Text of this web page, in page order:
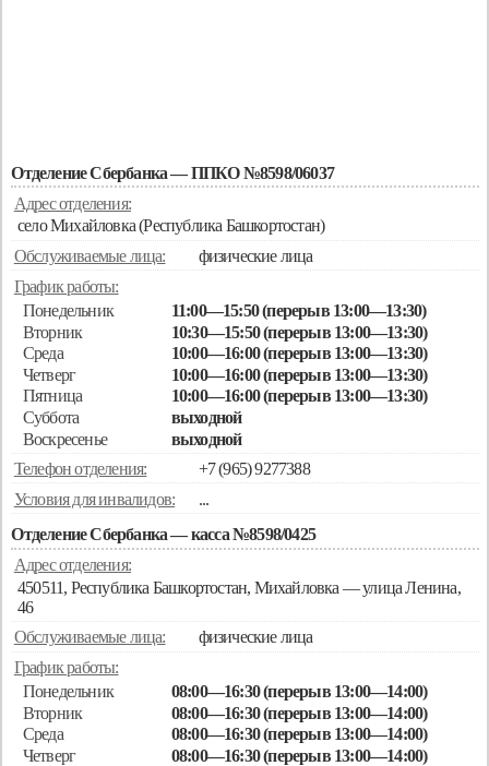
Отделение Сбербанка — ППКО №8598/06037
Адрес отделения:
село Михайловка (Республика Башкортостан)
Обслуживаемые лица:
физические лица
График работы:
Понедельник
11:00—15:50 (перерыв 13:00—13:30)
Вторник
10:30—15:50 (перерыв 13:00—13:30)
Среда
10:00—16:00 (перерыв 13:00—13:30)
Четверг
10:00—16:00 (перерыв 13:00—13:30)
Пятница
10:00—16:00 (перерыв 13:00—13:30)
Суббота
выходной
Воскресенье
выходной
Телефон отделения:
+7 (965) 9277388
Условия для инвалидов:
...
Отделение Сбербанка — касса №8598/0425
Адрес отделения:
450511, Республика Башкортостан, Михайловка — улица Ленина,
46
Обслуживаемые лица:
физические лица
График работы:
Понедельник
08:00—16:30 (перерыв 13:00—14:00)
Вторник
08:00—16:30 (перерыв 13:00—14:00)
Среда
08:00—16:30 (перерыв 13:00—14:00)
Четверг
08:00—16:30 (перерыв 13:00—14:00)